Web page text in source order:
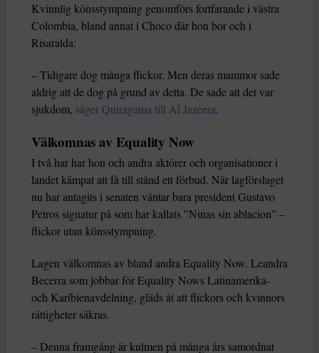
Kvinnlig könsstympning genomförs fortfarande i västra
Colombia, bland annat i Choco där hon bor och i
Risaralda:
– Tidigare dog många flickor. Men deras mammor sade
aldrig att de dog på grund av detta. De sade att det var
sjukdom, säger Quiragama till Al Jazeera.
Välkomnas av Equality Now
I två har har hon och andra aktörer och organisationer i
landet kämpat att få till stånd ett förbud. När lagförslaget
nu har antagits i senaten väntar bara president Gustavo
Petros signatur på som har kallats ”Ninas sin ablacion” –
flickor utan könsstympning.
Lagen välkomnas av bland andra Equality Now. Leandra
Becerra som jobbar för Equality Nows Latinamerika-
och Karibienavdelning, gläds åt att flickors och kvinnors
rättigheter säkras.
– Denna framgång är kulmen på många års samordnat